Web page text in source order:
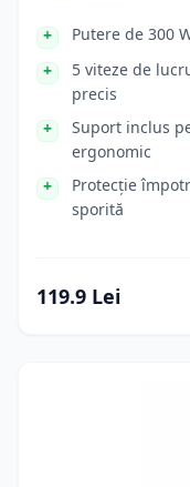
Putere de 300
5 viteze de
precis
Suport inclus
ergonomic
Protecție
sporită
119.9 Lei